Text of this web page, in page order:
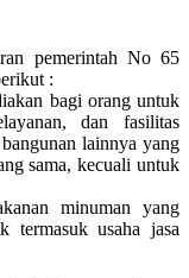
pemerintah No 65
:
bagi orang untuk
dan fasilitas
lainnya yang
sama, kecuali untuk
minuman yang
termasuk usaha jasa